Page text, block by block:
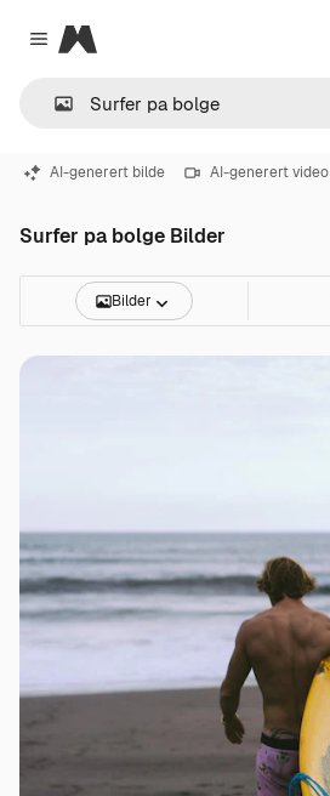
Close menu
Magnific
AI-generert bilde AI-generert video
Surfer pa bolge Bilder
Bilder